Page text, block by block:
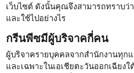
เว็บไซต์ ดังนั้นคุณจึงสามารถทราบว่า
และใช้ไปอย่างไร
กรีนพีซมีผู้บริจาคกี่คน
ผู้บริจาครายบุคคลจากสำนักงานทุก
และเฉพาะในเอเชียตะวันออกเฉียง